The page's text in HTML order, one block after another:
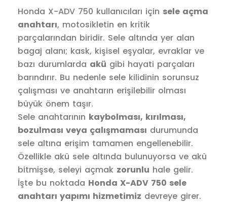
Honda X-ADV 750 kullanıcıları için sele açma
anahtarı, motosikletin en kritik
parçalarından biridir. Sele altında yer alan
bagaj alanı; kask, kişisel eşyalar, evraklar ve
bazı durumlarda akü gibi hayati parçaları
barındırır. Bu nedenle sele kilidinin sorunsuz
çalışması ve anahtarın erişilebilir olması
büyük önem taşır.
Sele anahtarının kaybolması, kırılması,
bozulması veya çalışmaması durumunda
sele altına erişim tamamen engellenebilir.
Özellikle akü sele altında bulunuyorsa ve akü
bitmişse, seleyi açmak zorunlu hale gelir.
İşte bu noktada Honda X-ADV 750 sele
anahtarı yapımı hizmetimiz devreye girer.